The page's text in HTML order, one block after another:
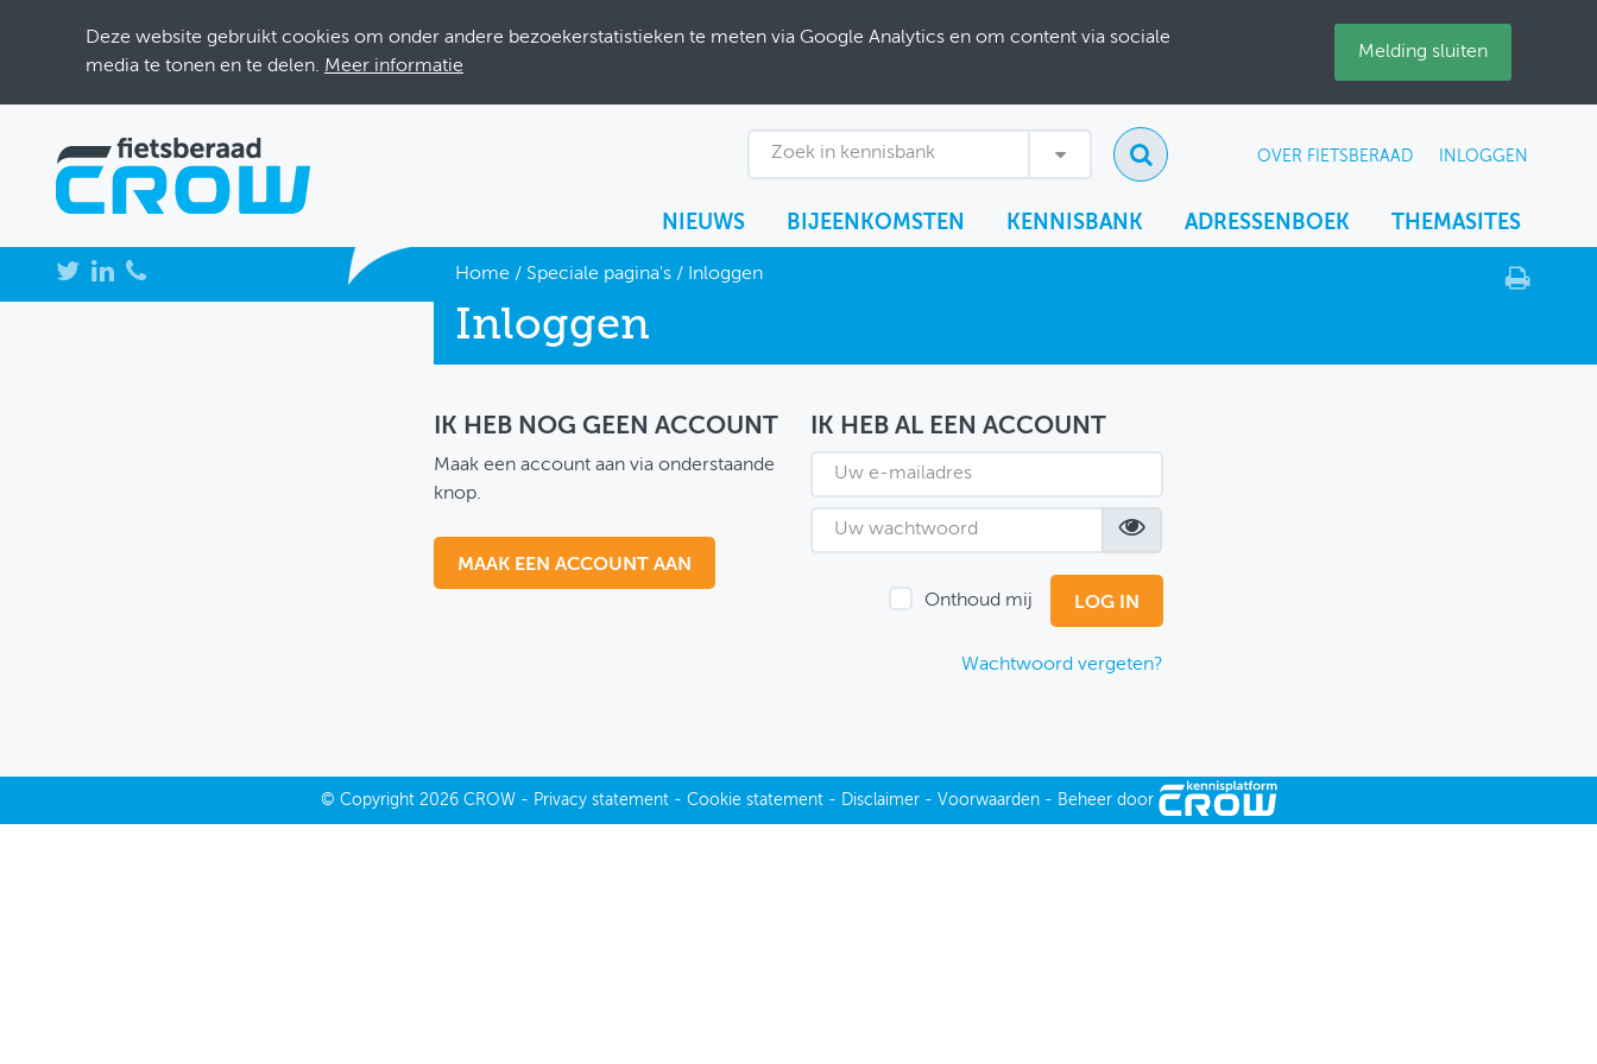
Deze website gebruikt cookies om onder andere bezoekerstatistieken te meten via Google Analytics en om content via sociale
media te tonen en te delen. Meer informatie
Melding sluiten
Zoek in kennisbank OVER FIETSBERAAD INLOGGEN
NIEUWS BIJEENKOMSTEN KENNISBANK ADRESSENBOEK THEMASITES
NIEUWS Home / Speciale pagina's/ Inloggen
Inloggen
IK HEB NOG GEEN ACCOUNT
Maak een account aan via onderstaande
knop.
MAAK EEN ACCOUNT AAN
IK HEB AL EEN ACCOUNT
Onthoud mij
Wachtwoord vergeten?
© Copyright2026 CROW - Privacy statement- Cookie statement- Disclaimer- Voorwaarden - Beheer door